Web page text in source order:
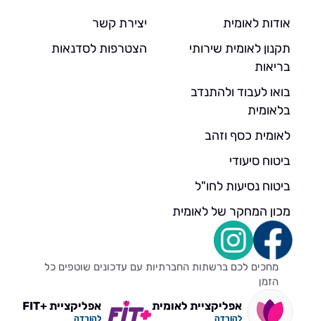
אודות לאומית
תקנון לאומית שירותי
בריאות
בואו לעבוד ולהתנדב
בלאומית
לאומית כסף וזהב
ביטוח סיעודי
ביטוח נסיעות לחו"ל
מכון המחקר של לאומית
יצירת קשר
הצטרפות לסדנאות
מחכים לכם ברשתות החברתיות עם עדכונים שוטפים כל
הזמן
אפליקציית לאומית
להורדה
אפליקציית +FIT
להורדה